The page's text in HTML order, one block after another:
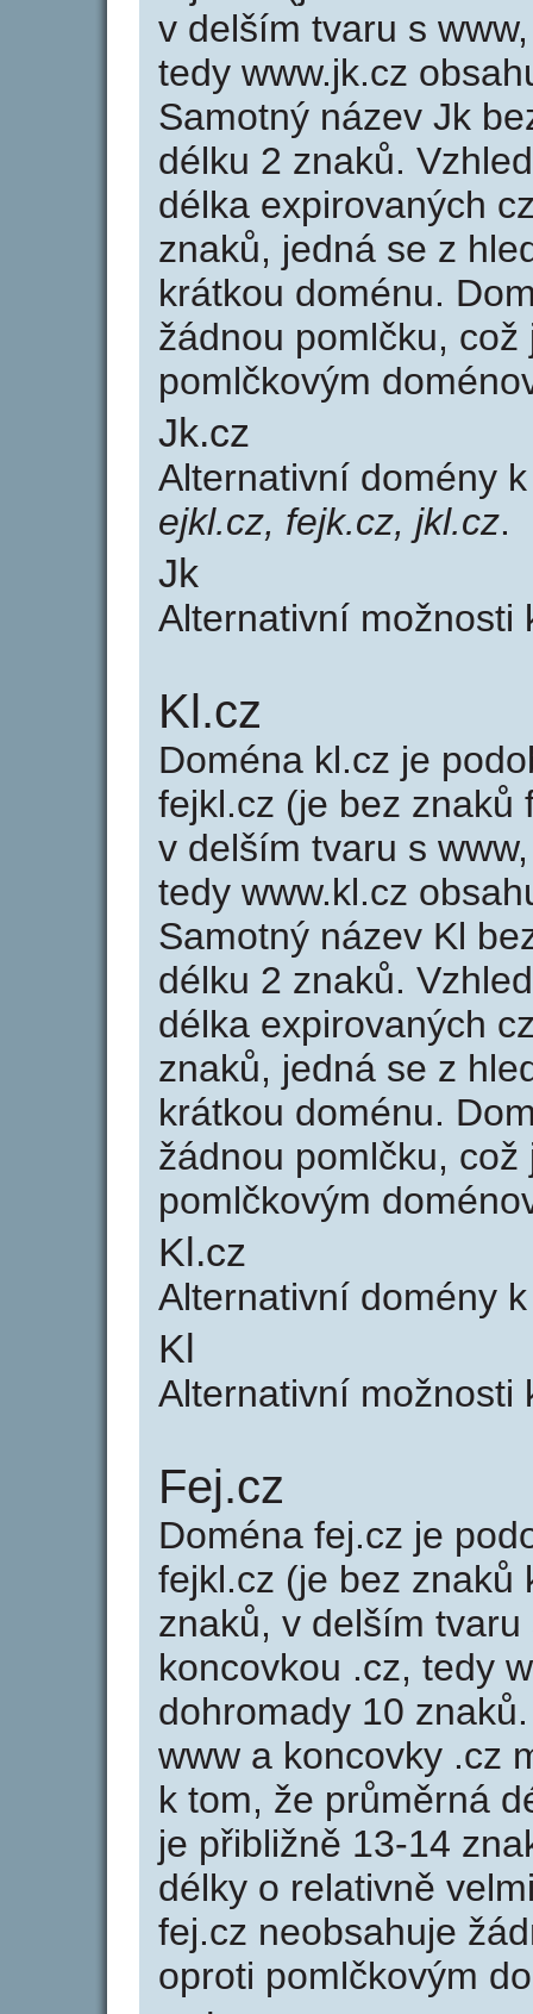
v delším tvaru s
tedy www.jk.cz
Samotný název Jk
délku 2 znaků.
délka expirovaných
znaků, jedná se z
krátkou doménu.
žádnou pomlčku,
pomlčkovým
Jk.cz
Alternativní domény
ejkl.cz, fejk.cz, jkl.cz.
Jk
Alternativní možnosti
Kl.cz
Doména kl.cz je
fejkl.cz (je bez znaků
v delším tvaru s
tedy www.kl.cz
Samotný název Kl
délku 2 znaků.
délka expirovaných
znaků, jedná se z
krátkou doménu.
žádnou pomlčku,
pomlčkovým
Kl.cz
Alternativní domény
Kl
Alternativní možnosti
Fej.cz
Doména fej.cz je
fejkl.cz (je bez znaků
znaků, v delším
koncovkou .cz, tedy
dohromady 10
www a koncovky .cz
k tom, že průměrná
je přibližně 13-14
délky o relativně
fej.cz neobsahuje
oproti pomlčkovým